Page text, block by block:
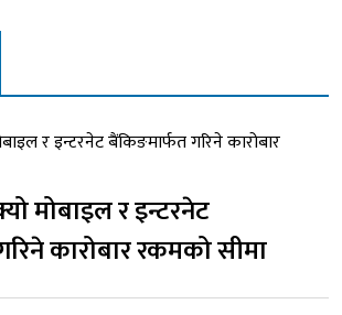
मोबाइल र इन्टरनेट
कारोबार रकमको सीमा